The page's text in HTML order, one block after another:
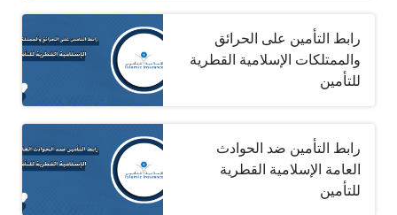
رابط التأمين على الحرائق
والممتلكات الإسلامية القطرية
للتأمين
رابط التأمين ضد الحوادث
العامة الإسلامية القطرية
للتأمين